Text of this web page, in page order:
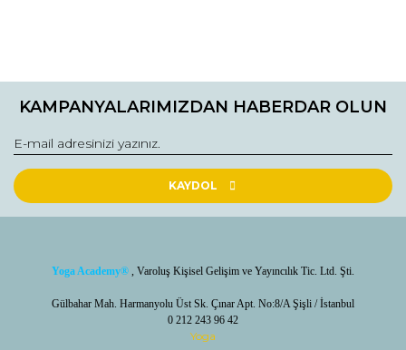
Yorum Yaz / Write a comment
konularda yetersiz gördüğünüz noktaları öneri formunu
Görüş ve önerileriniz için teşekkür ederiz.
Ürün resmi kalitesiz, bozuk veya görüntülenemiyor.
Ürün açıklamasında eksik bilgiler bulunuyor.
KAMPANYALARIMIZDAN HABERDAR OLUN
KAYDOL
Yoga Academy® , Varoluş Kişisel Gelişim ve Yayıncılık Tic. Ltd. Şti.
Gülbahar Mah. Harmanyolu Üst Sk. Çınar Apt. No:8/A Şişli / İstanbul
0 212 243 96 42
Yoga